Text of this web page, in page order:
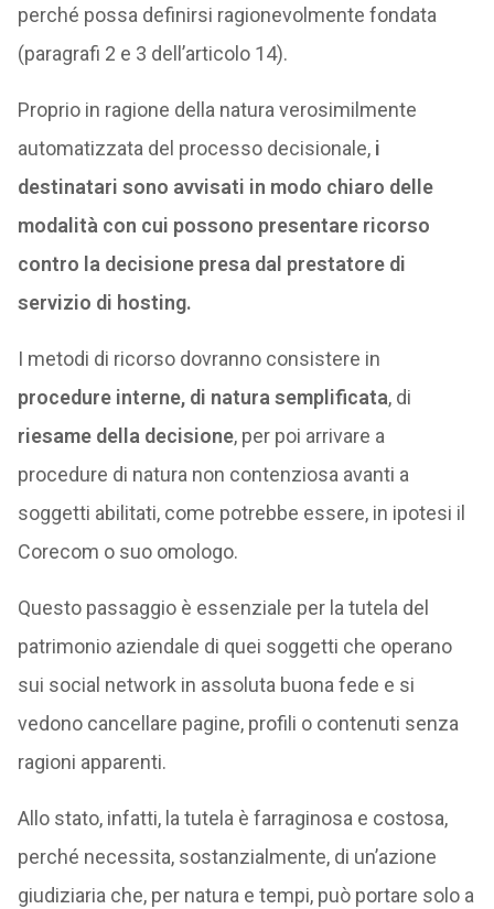
perché possa definirsi ragionevolmente fondata
(paragrafi 2 e 3 dell’articolo 14).
Proprio in ragione della natura verosimilmente
automatizzata del processo decisionale, i
destinatari sono avvisati in modo chiaro delle
modalità con cui possono presentare ricorso
contro la decisione presa dal prestatore di
servizio di hosting.
I metodi di ricorso dovranno consistere in
procedure interne, di natura semplificata, di
riesame della decisione, per poi arrivare a
procedure di natura non contenziosa avanti a
soggetti abilitati, come potrebbe essere, in ipotesi il
Corecom o suo omologo.
Questo passaggio è essenziale per la tutela del
patrimonio aziendale di quei soggetti che operano
sui social network in assoluta buona fede e si
vedono cancellare pagine, profili o contenuti senza
ragioni apparenti.
Allo stato, infatti, la tutela è farraginosa e costosa,
perché necessita, sostanzialmente, di un’azione
giudiziaria che, per natura e tempi, può portare solo a